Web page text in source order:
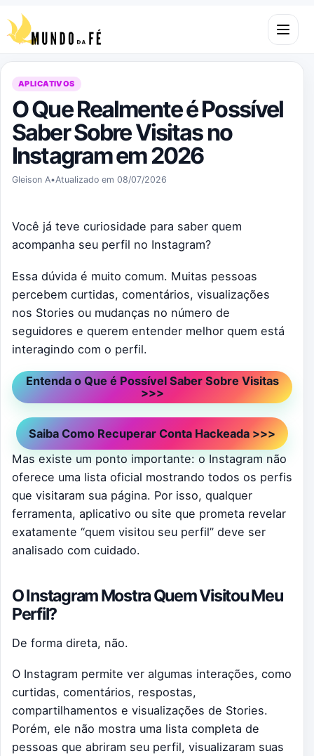
Pular para o conteúdo
Abrir
APLICATIVOS
O Que Realmente é Possível
Saber Sobre Visitas no
Instagram em 2026
Gleison A•Atualizado em 08/07/2026
Você já teve curiosidade para saber quem
acompanha seu perfil no Instagram?
Essa dúvida é muito comum. Muitas pessoas
percebem curtidas, comentários, visualizações
nos Stories ou mudanças no número de
seguidores e querem entender melhor quem está
interagindo com o perfil.
Entenda o Que é Possível Saber Sobre Visitas
>>>
Saiba Como Recuperar Conta Hackeada >>>
Mas existe um ponto importante: o Instagram não
oferece uma lista oficial mostrando todos os perfis
que visitaram sua página. Por isso, qualquer
ferramenta, aplicativo ou site que prometa revelar
exatamente “quem visitou seu perfil” deve ser
analisado com cuidado.
O Instagram Mostra Quem Visitou Meu
Perfil?
De forma direta, não.
O Instagram permite ver algumas interações, como
curtidas, comentários, respostas,
compartilhamentos e visualizações de Stories.
Porém, ele não mostra uma lista completa de
pessoas que abriram seu perfil, visualizaram suas